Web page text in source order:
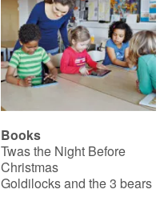
Books
Twas the Night Before
Christmas
Goldilocks and the 3 bears